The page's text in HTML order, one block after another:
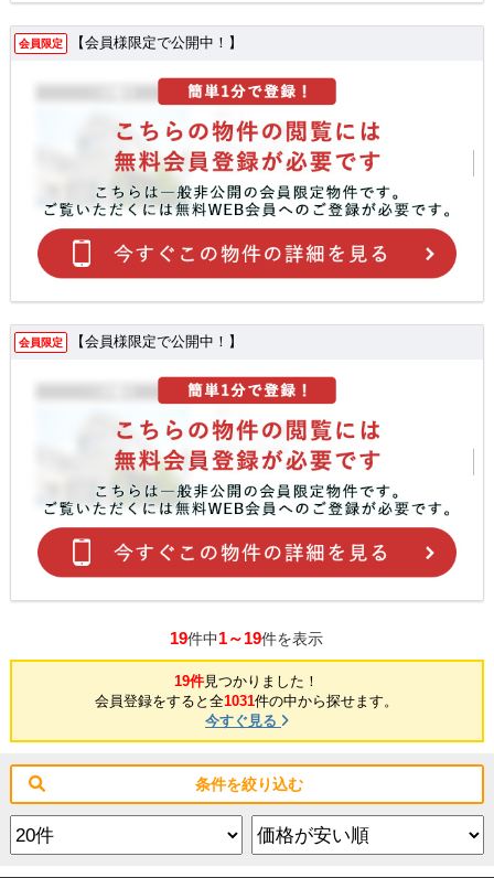
会員限定 【会員様限定で公開中！】
会員限定 【会員様限定で公開中！】
19件中1～19件を表示
19件見つかりました！
会員登録をすると全1031件の中から探せます。
今すぐ見る
条件を絞り込む